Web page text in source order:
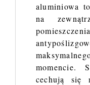
aluminiowa
na
momencie.
cechują się